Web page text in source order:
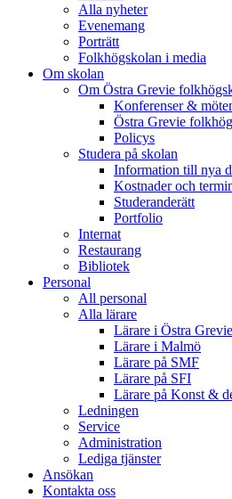
Alla nyheter
Evenemang
Porträtt
Folkhögskolan i media
Om skolan
Om Östra Grevie
Konferenser &
Östra Grevie
Policys
Studera på skolan
Information till nya
Kostnader och
Studeranderätt
Portfolio
Internat
Restaurang
Bibliotek
Personal
All personal
Alla lärare
Lärare i Östra Grevie
Lärare i Malmö
Lärare på SMF
Lärare på SFI
Lärare på Konst &
Ledningen
Service
Administration
Lediga tjänster
Ansökan
Kontakta oss